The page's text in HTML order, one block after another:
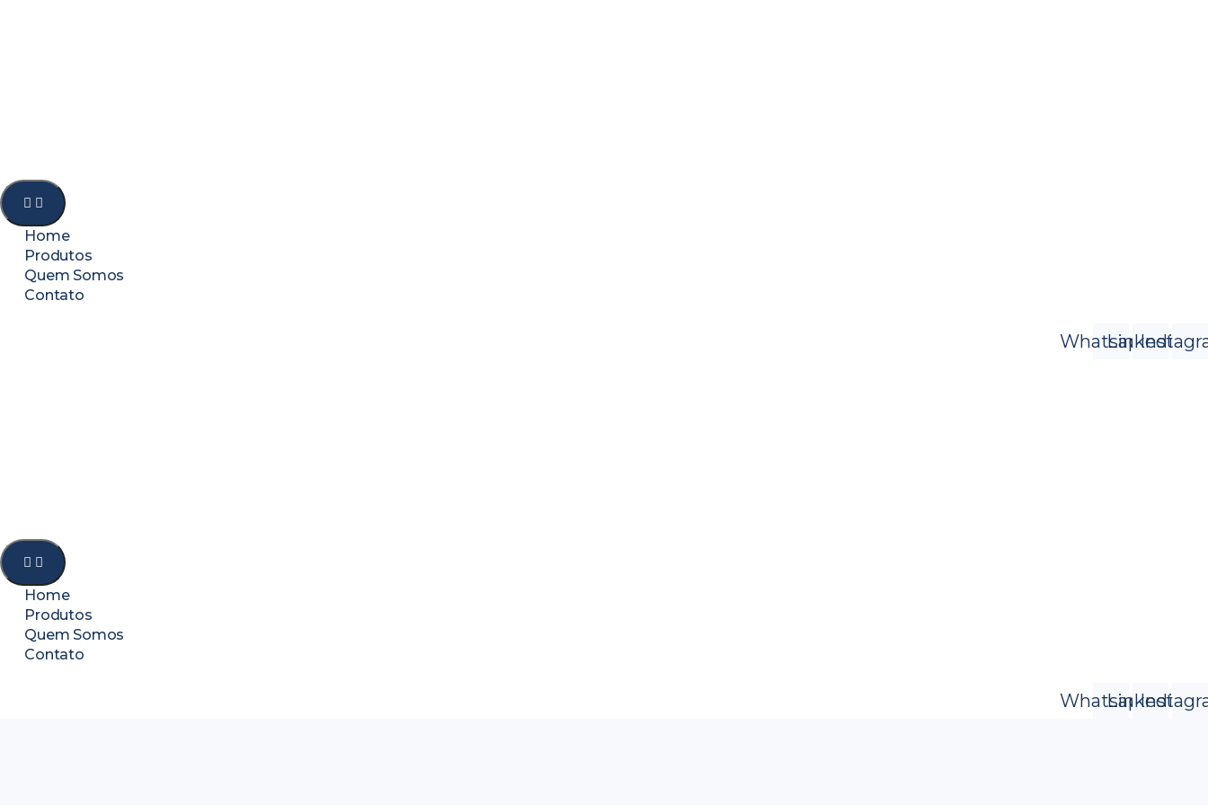
Home
Produtos
Quem Somos
Contato
Whatsapp
Linkedin
Home
Produtos
Quem Somos
Contato
Whatsapp
Linkedin